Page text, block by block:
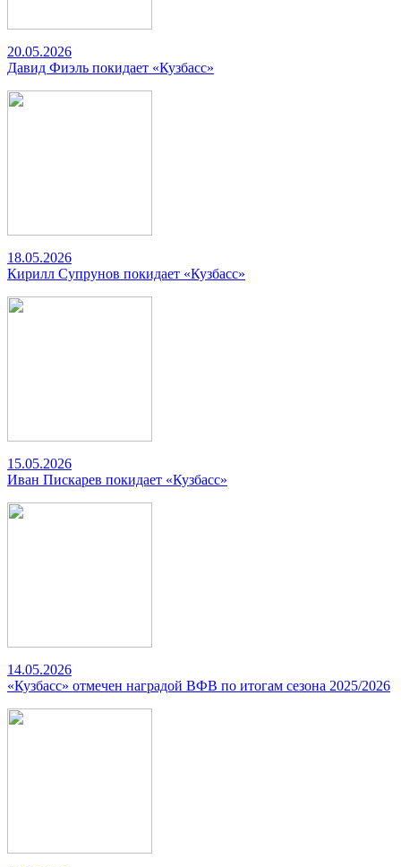
20.05.2026
Давид Фиэль покидает «Кузбасс»
18.05.2026
Кирилл Супрунов покидает «Кузбасс»
15.05.2026
Иван Пискарев покидает «Кузбасс»
14.05.2026
«Кузбасс» отмечен наградой ВФВ по итогам сезона 2025/2026